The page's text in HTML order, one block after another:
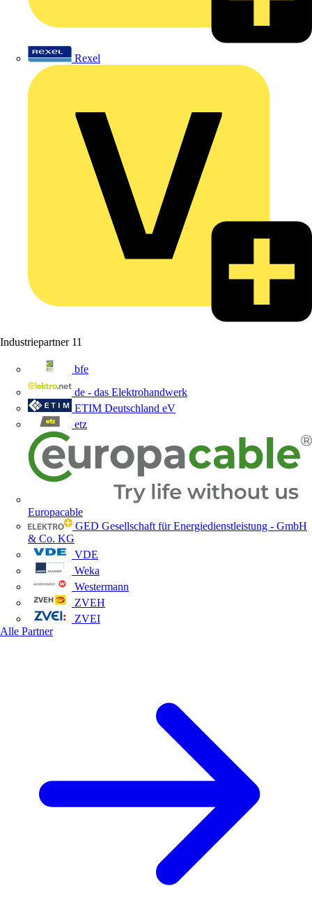
Rexel
Industriepartner 11
bfe
de - das Elektrohandwerk
ETIM Deutschland eV
etz
Europacable
GED Gesellschaft für Energiedienstleistung - GmbH
& Co. KG
VDE
Weka
Westermann
ZVEH
ZVEI
Alle Partner